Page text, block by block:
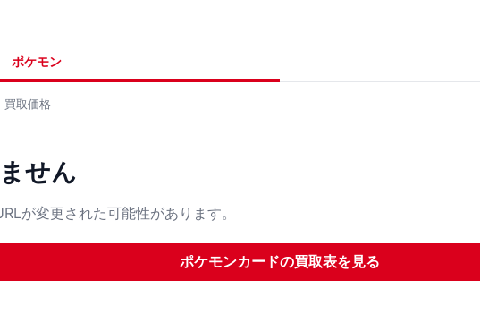
ポケモン
買取価格
せん
が変更された可能性があります。
ポケモンカードの買取表を見る